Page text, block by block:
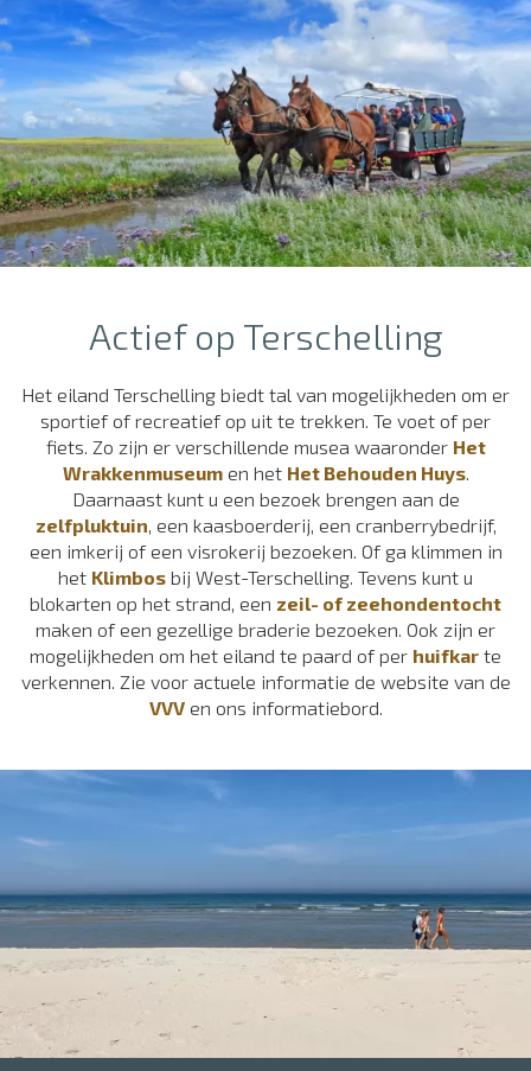
Actief op Terschelling
Het eiland Terschelling biedt tal van mogelijkheden om er
sportief of recreatief op uit te trekken. Te voet of per
fiets. Zo zijn er verschillende musea waaronder Het
Wrakkenmuseumen het Het Behouden Huys.
Daarnaast kunt u een bezoek brengen aan de
zelfpluktuin , een kaasboerderij, een cranberrybedrijf,
een imkerij of een visrokerij bezoeken. Of ga klimmen in
het Klimbos bij West-Terschelling. Tevens kunt u
blokarten op het strand, een zeil- of zeehondentocht
maken of een gezellige braderie bezoeken. Ook zijn er
mogelijkheden om het eiland te paard of per huifkar te
verkennen. Zie voor actuele informatie de website van de
VVVen ons informatiebord.